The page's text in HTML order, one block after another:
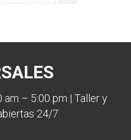
am – 5:00 pm | Taller y
24/7